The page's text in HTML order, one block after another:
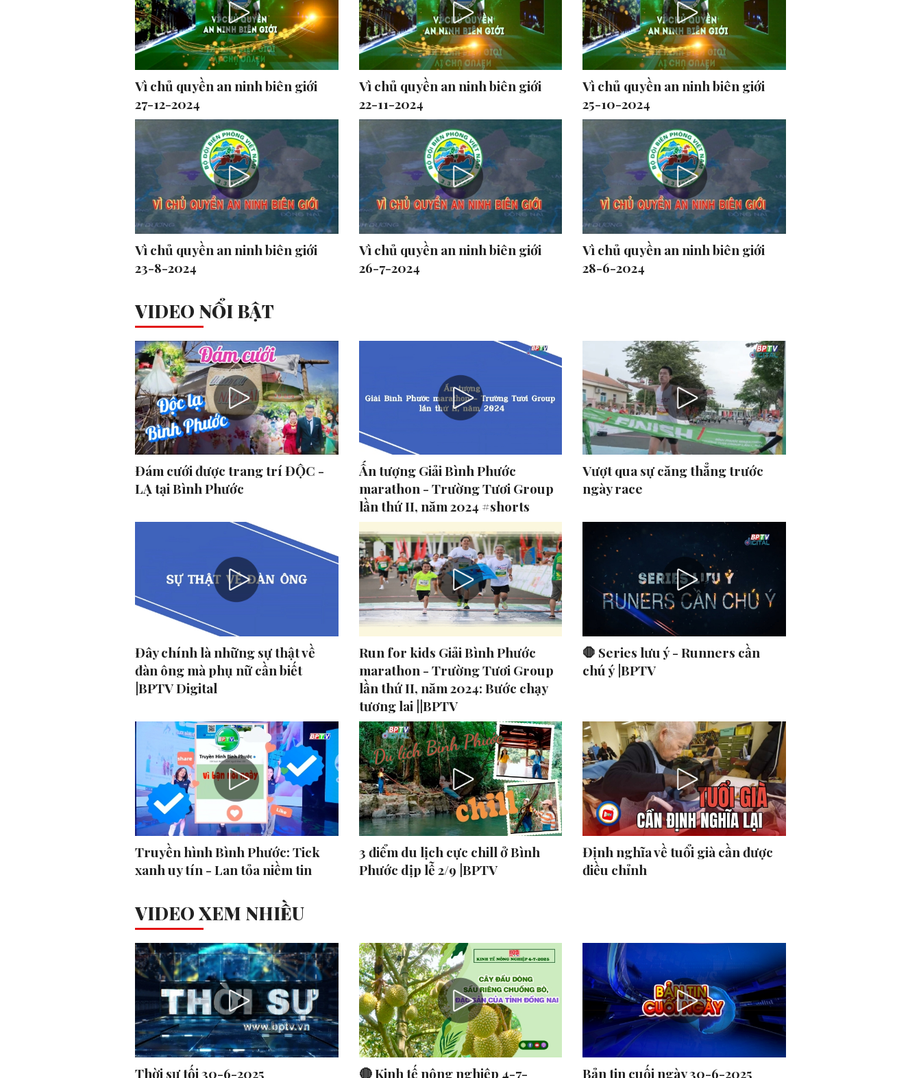
Vì chủ quyền an ninh biên giới
27-12-2024
Vì chủ quyền an ninh biên giới
22-11-2024
Vì chủ quyền an ninh biên giới
25-10-2024
Vì chủ quyền an ninh biên giới
23-8-2024
Vì chủ quyền an ninh biên giới
26-7-2024
Vì chủ quyền an ninh biên giới
28-6-2024
VIDEO NỔI BẬT
Đám cưới được trang trí ĐỘC -
LẠ tại Bình Phước
Ấn tượng Giải Bình Phước
marathon - Trường Tươi Group
lần thứ II, năm 2024 #shorts
Vượt qua sự căng thẳng trước
ngày race
Đây chính là những sự thật về
đàn ông mà phụ nữ cần biết
|BPTV Digital
Run for kids Giải Bình Phước
marathon - Trường Tươi Group
lần thứ II, năm 2024: Bước chạy
tương lai ||BPTV
🛑 Series lưu ý - Runners cần
chú ý |BPTV
Truyền hình Bình Phước: Tick
xanh uy tín - Lan tỏa niềm tin
3 điểm du lịch cực chill ở Bình
Phước dịp lễ 2/9 |BPTV
Định nghĩa về tuổi già cần được
điều chỉnh
VIDEO XEM NHIỀU
Thời sự tối 30-6-2025 🔴 Kinh tế nông nghiệp 4-7- Bản tin cuối ngày 30-6-2025